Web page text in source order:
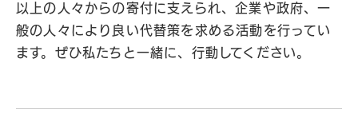
以上の人々からの寄付に支えられ、企業や政府、一
般の人々により良い代替策を求める活動を行ってい
ます。ぜひ私たちと一緒に、行動してください。